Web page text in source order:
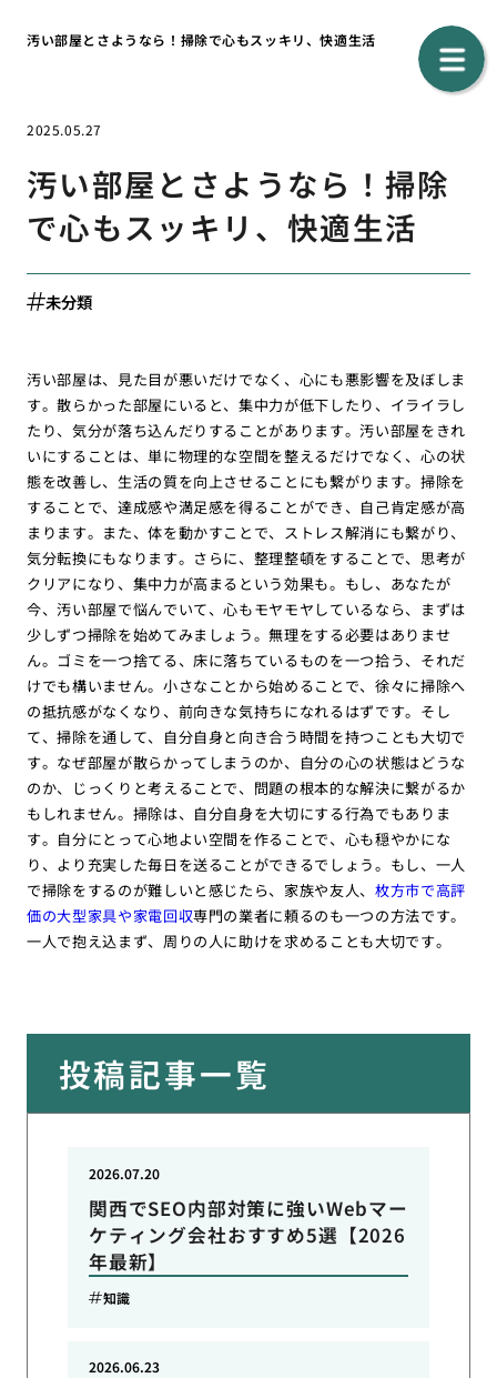
汚い部屋とさようなら！掃除で心もスッキリ、快適生活
2025.05.27
汚い部屋とさようなら！掃除
で心もスッキリ、快適生活
未分類
汚い部屋は、見た目が悪いだけでなく、心にも悪影響を及ぼしま
す。散らかった部屋にいると、集中力が低下したり、イライラし
たり、気分が落ち込んだりすることがあります。汚い部屋をきれ
いにすることは、単に物理的な空間を整えるだけでなく、心の状
態を改善し、生活の質を向上させることにも繋がります。掃除を
することで、達成感や満足感を得ることができ、自己肯定感が高
まります。また、体を動かすことで、ストレス解消にも繋がり、
気分転換にもなります。さらに、整理整頓をすることで、思考が
クリアになり、集中力が高まるという効果も。もし、あなたが
今、汚い部屋で悩んでいて、心もモヤモヤしているなら、まずは
少しずつ掃除を始めてみましょう。無理をする必要はありませ
ん。ゴミを一つ捨てる、床に落ちているものを一つ拾う、それだ
けでも構いません。小さなことから始めることで、徐々に掃除へ
の抵抗感がなくなり、前向きな気持ちになれるはずです。そし
て、掃除を通して、自分自身と向き合う時間を持つことも大切で
す。なぜ部屋が散らかってしまうのか、自分の心の状態はどうな
のか、じっくりと考えることで、問題の根本的な解決に繋がるか
もしれません。掃除は、自分自身を大切にする行為でもありま
す。自分にとって心地よい空間を作ることで、心も穏やかにな
り、より充実した毎日を送ることができるでしょう。もし、一人
で掃除をするのが難しいと感じたら、家族や友人、枚方市で高評
価の大型家具や家電回収専門の業者に頼るのも一つの方法です。
一人で抱え込まず、周りの人に助けを求めることも大切です。
投稿記事一覧
関西でSEO内部対策に強いWebマー
ケティング会社おすすめ5選【2026
年最新】
2026.07.20
知識
2026.06.23